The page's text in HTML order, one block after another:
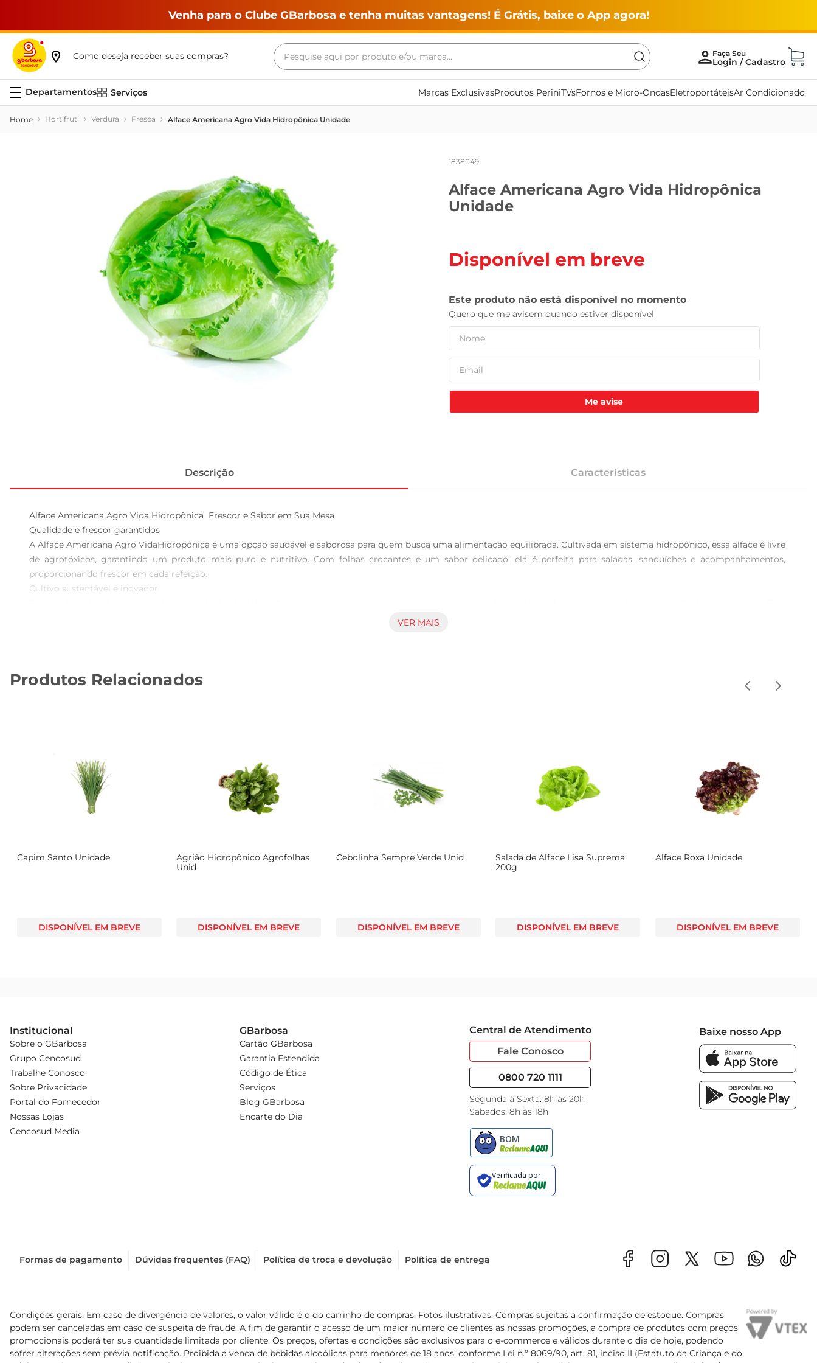
Venha para o Clube GBarbosa e tenha muitas vantagens! É Grátis, baixe o App agora!
Como deseja receber suas compras?
Pesquise aqui por produto e/ou marca...
Serviços Marcas ExclusivasProdutos PeriniTVsFornos e Micro-OndasEletroportáteisAr Condicionado
Hortifruti Verdura Fresca Alface Americana Agro Vida Hidropônica Unidade
1838049
Alface Americana Agro Vida Hidropônica
Unidade
Disponível em breve
Me avise
Descrição Características
Alface Americana Agro Vida Hidropônica  Frescor e Sabor em Sua Mesa
Qualidade e frescor garantidos
A Alface Americana Agro VidaHidropônica é uma opção saudável e saborosa para quem busca uma alimentação equilibrada. Cultivada em sistema hidropônico, essa alface é livre
de agrotóxicos, garantindo um produto mais puro e nutritivo. Com folhas crocantes e um sabor delicado, ela é perfeita para saladas, sanduíches e acompanhamentos,
proporcionando frescor em cada refeição.
Cultivo sustentável e inovador
sistema não apenas preserva os nutrientes, mas também reduz o impacto ambiental, tornandose uma escolha conscientepara quem se preocupa com a sustentabilidade. A Agro
sua textura e sabor se destacam. Experimente combinála com outros vegetais, molhos e temperos para criar receitas deliciosas e nutritivas. É uma excelente opção para
Conservação e uso
Para manter a frescura e a crocância da Alface Americana Agro Vida, recomendase armazenála na geladeira, em um recipiente fechado. Assim, você garante que ela permaneça
fresca por mais tempo, pronta para ser utilizada em suas receitas. Ao preparála, lave bem as folhas e aproveite todo oseu sabor e benefícios.
VER MAIS
Produtos Relacionados
Suprema 200g
EM BREVE
Capim Santo Unidade
DISPONÍVEL EM BREVE
Agrião Hidropônico Agrofolhas
DISPONÍVEL EM BREVE
Cebolinha Sempre Verde Unid
DISPONÍVEL EM BREVE
Salada de Alface Lisa Suprema
DISPONÍVEL EM BREVE
Alface Roxa
DISPONÍVEL
Institucional
Sobre o GBarbosa
Grupo Cencosud
Trabalhe Conosco
Sobre Privacidade
Portal do Fornecedor
Nossas Lojas
Cencosud Media
GBarbosa
Cartão GBarbosa
Garantia Estendida
Código de Ética
Serviços
Blog GBarbosa
Encarte do Dia
Central de Atendimento
Fale Conosco
0800 720 1111
Segunda à Sexta: 8h às 20h
Sábados: 8h às 18h
Baixe nosso App
Formas de pagamento Dúvidas frequentes (FAQ) Política de troca e devolução Política de entrega
Condições gerais: Em caso de divergência de valores, o valor válido é o do carrinho de compras. Fotos ilustrativas. Compras sujeitas a confirmação de estoque. Compras
podem ser canceladas em caso de suspeita de fraude. A fim de garantir o acesso de um maior número de clientes as nossas promoções, a compra de produtos com preços
promocionais poderá ter sua quantidade limitada por cliente. Os preços, ofertas e condições são exclusivos para o e-commerce e válidos durante o dia de hoje, podendo
sofrer alterações sem prévia notificação. Proibida a venda de bebidas alcoólicas para menores de 18 anos, conforme Lei n.º 8069/90, art. 81, inciso II (Estatuto da Criança e do
Termos mais buscados
maquina lavar
vinho
leite
tv
leite pó